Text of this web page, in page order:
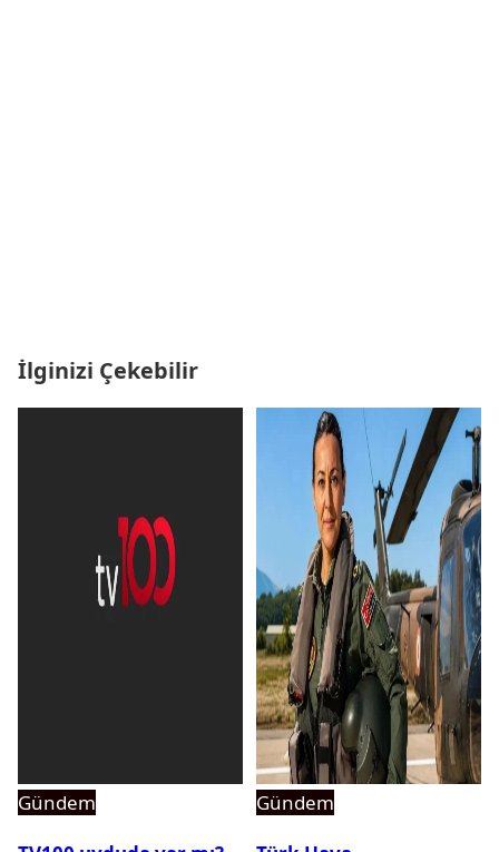
İlginizi Çekebilir
Gündem
Gündem